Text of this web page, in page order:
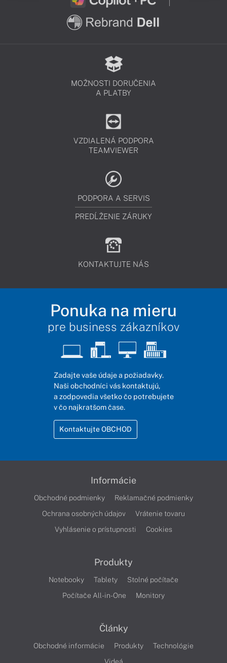
MOŽNOSTI DORUČENIA
A PLATBY
VZDIALENÁ PODPORA
TEAMVIEWER
PODPORA A SERVIS
PREDĹŽENIE ZÁRUKY
KONTAKTUJTE NÁS
Ponuka na mieru
pre business zákazníkov
Zadajte vaše údaje a požiadavky.
Naši obchodníci vás kontaktujú,
a zodpovedia všetko čo potrebujete
v čo najkratšom čase.
Kontaktujte OBCHOD
Informácie
Obchodné podmienky
Reklamačné podmienky
Ochrana osobných údajov
Vrátenie tovaru
Vyhlásenie o prístupnosti
Cookies
Produkty
Notebooky Tablety
Stolné počítače
Počítače All-in-One
Monitory
Články
Obchodné informácie Produkty
Technológie